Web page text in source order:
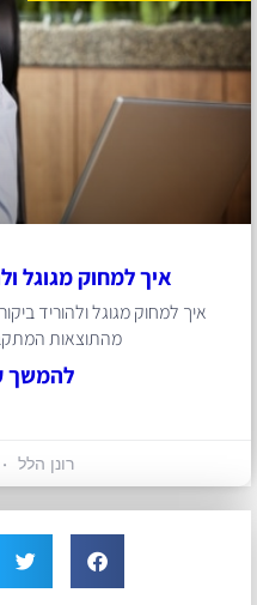
איך למחוק מגוגל
איך למחוק מגוגל ולהוריד
מהתוצאות
להמשך
רונן הלל